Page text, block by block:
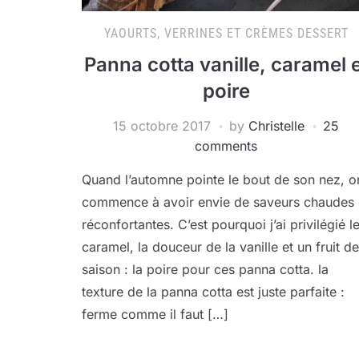
YAOURTS, VERRINES ET CRÈMES DESSERT
Panna cotta vanille, caramel
poire
15 octobre 2017 by Christelle
25
comments
Quand l’automne pointe le bout de son nez,
commence à avoir envie de saveurs chaudes
réconfortantes. C’est pourquoi j’ai privilégié le
caramel, la douceur de la vanille et un fruit de
saison : la poire pour ces panna cotta. la
texture de la panna cotta est juste parfaite :
ferme comme il faut […]